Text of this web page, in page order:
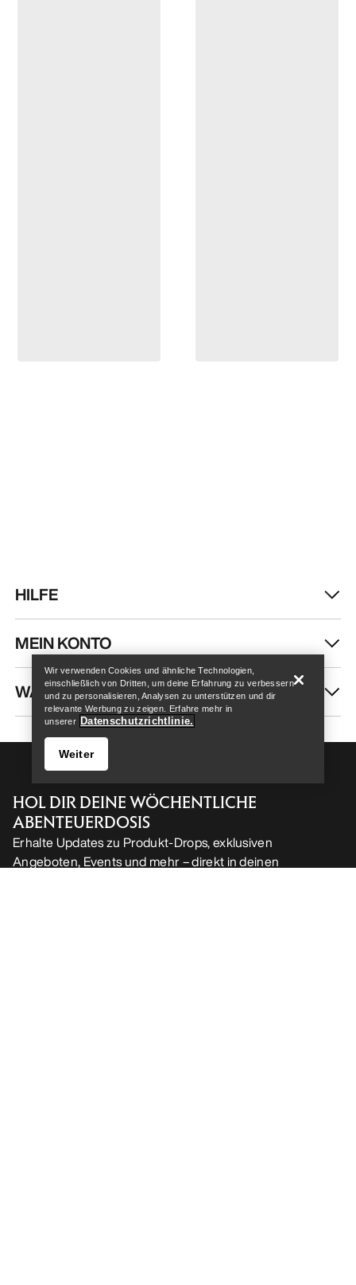
Help
Help
HILFE
MEIN KONTO
WASCHEN & REPARATUR
HOL DIR DEINE WÖCHENTLICHE
ABENTEUERDOSIS
Erhalte Updates zu Produkt-Drops, exklusiven
Angeboten, Events und mehr – direkt in deinen
Wir verwenden Cookies und ähnliche Technologien,
einschließlich von Dritten, um deine Erfahrung zu verbessern
und zu personalisieren, Analysen zu unterstützen und dir
relevante Werbung zu zeigen. Erfahre mehr in
unserer Datenschutzrichtlinie.
Weiter